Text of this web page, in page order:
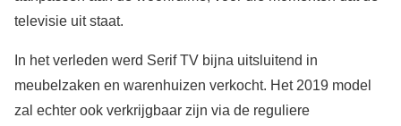
televisie uit staat.
In het verleden werd Serif TV bijna uitsluitend in
meubelzaken en warenhuizen verkocht. Het 2019 model
zal echter ook verkrijgbaar zijn via de reguliere